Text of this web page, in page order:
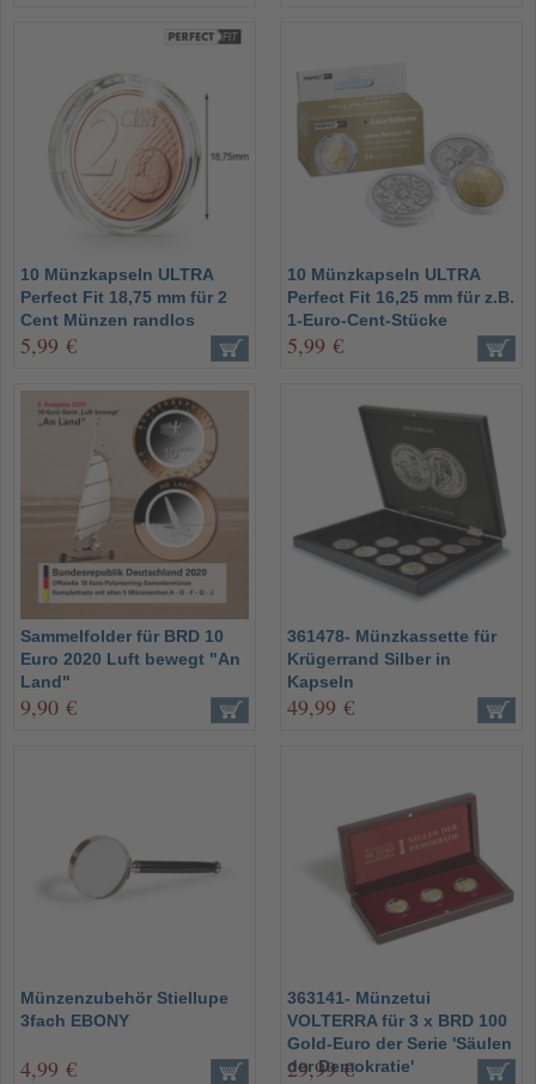
10 Münzkapseln ULTRA
Perfect Fit 18,75 mm für 2
Cent Münzen randlos
5,99 €
10 Münzkapseln ULTRA
Perfect Fit 16,25 mm für z.B.
1-Euro-Cent-Stücke
5,99 €
Sammelfolder für BRD 10
Euro 2020 Luft bewegt "An
Land"
9,90 €
361478- Münzkassette für
Krügerrand Silber in
Kapseln
49,99 €
Münzenzubehör Stiellupe
3fach EBONY
4,99 €
363141- Münzetui
VOLTERRA für 3 x BRD 100
Gold-Euro der Serie 'Säulen
der Demokratie'
29,99 €